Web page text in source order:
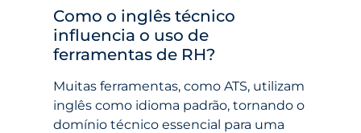
Como o inglês técnico
influencia o uso de
ferramentas de RH?
Muitas ferramentas, como ATS, utilizam
inglês como idioma padrão, tornando o
domínio técnico essencial para uma